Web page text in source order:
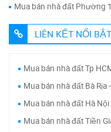
Mua bán nhà đất Phường
LIÊN KẾT NỔI BẬT
Mua bán nhà đất Tp
Mua bán nhà đất Bà Rịa
Mua bán nhà đất Hà Nội
Mua bán nhà đất Tiền